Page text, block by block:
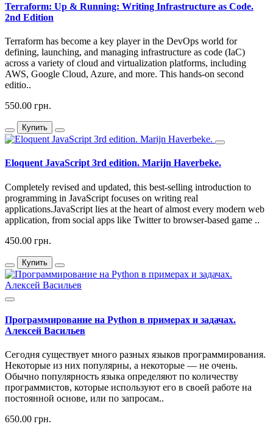
Terraform: Up & Running: Writing Infrastructure as Code.
2nd Edition
Terraform has become a key player in the DevOps world for
defining, launching, and managing infrastructure as code (IaC)
across a variety of cloud and virtualization platforms, including
AWS, Google Cloud, Azure, and more. This hands-on second
editio..
550.00 грн.
Купить
Eloquent JavaScript 3rd edition. Marijn Haverbeke.
Completely revised and updated, this best-selling introduction to
programming in JavaScript focuses on writing real
applications.JavaScript lies at the heart of almost every modern web
application, from social apps like Twitter to browser-based game ..
450.00 грн.
Купить
Программирование на Python в примерах и задачах.
Алексей Васильев
Сегодня существует много разных языков программирования.
Некоторые из них популярны, а некоторые — не очень.
Обычно популярность языка определяют по количеству
программистов, которые используют его в своей работе на
постоянной основе, или по запросам..
650.00 грн.